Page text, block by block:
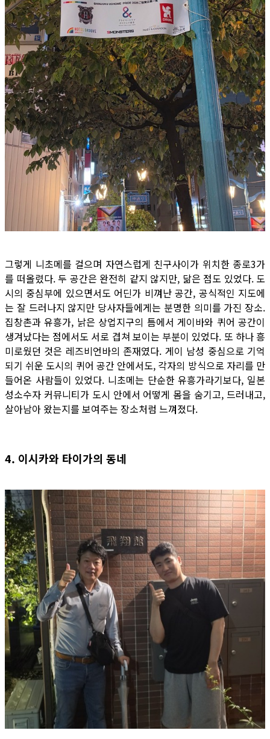
그렇게 니초메를 걸으며 자연스럽게 친구사이가 위치한 종로3가
를 떠올렸다. 두 공간은 완전히 같지 않지만, 닮은 점도 있었다. 도
시의 중심부에 있으면서도 어딘가 비껴난 공간, 공식적인 지도에
는 잘 드러나지 않지만 당사자들에게는 분명한 의미를 가진 장소.
집창촌과 유흥가, 낡은 상업지구의 틈에서 게이바와 퀴어 공간이
생겨났다는 점에서도 서로 겹쳐 보이는 부분이 있었다. 또 하나 흥
미로웠던 것은 레즈비언바의 존재였다. 게이 남성 중심으로 기억
되기 쉬운 도시의 퀴어 공간 안에서도, 각자의 방식으로 자리를 만
들어온 사람들이 있었다. 니초메는 단순한 유흥가라기보다, 일본
성소수자 커뮤니티가 도시 안에서 어떻게 몸을 숨기고, 드러내고,
살아남아 왔는지를 보여주는 장소처럼 느껴졌다.
4. 이시카와 타이가의 동네